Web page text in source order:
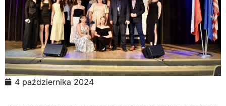
4 października 2024